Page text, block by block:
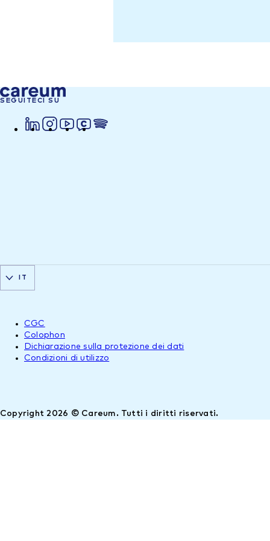
SEGUITECI SU
Copyright 2026 © Careum. Tutti i diritti riservati.
CGC
Colophon
Dichiarazione sulla protezione dei dati
Condizioni di utilizzo
IT